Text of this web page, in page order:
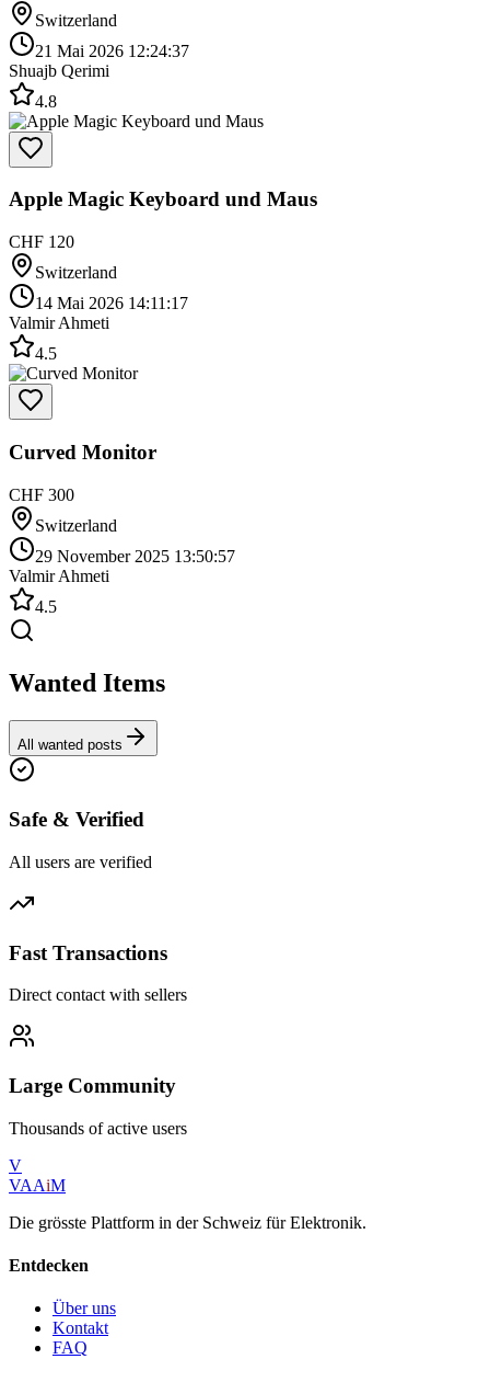
Switzerland
21 Mai 2026 12:24:37
Shuajb Qerimi
4.8
Apple Magic Keyboard und Maus
CHF 120
Switzerland
14 Mai 2026 14:11:17
Valmir Ahmeti
4.5
Curved Monitor
CHF 300
Switzerland
29 November 2025 13:50:57
Valmir Ahmeti
4.5
Wanted Items
All wanted posts
Safe & Verified
All users are verified
Fast Transactions
Direct contact with sellers
Large Community
Thousands of active users
V
VAAiM
Die grösste Plattform in der Schweiz für Elektronik.
Entdecken
Über uns
Kontakt
FAQ